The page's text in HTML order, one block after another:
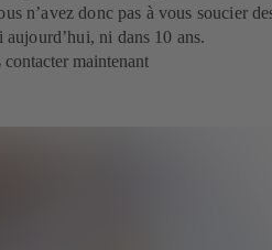
n’avez donc pas à vous soucier
ni dans 10 ans.
contacter maintenant